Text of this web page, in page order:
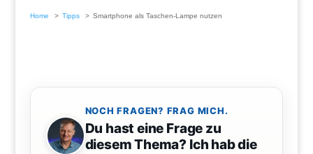
Home Tipps Smartphone als Taschen-Lampe nutzen
NOCH FRAGEN? FRAG MICH.
Du hast eine Frage zu
diesem Thema? Ich hab die